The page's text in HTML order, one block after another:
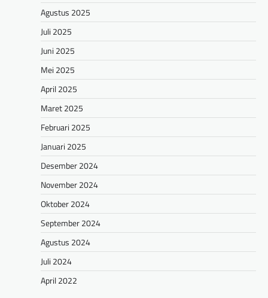
Agustus 2025
Juli 2025
Juni 2025
Mei 2025
April 2025
Maret 2025
Februari 2025
Januari 2025
Desember 2024
November 2024
Oktober 2024
September 2024
Agustus 2024
Juli 2024
April 2022